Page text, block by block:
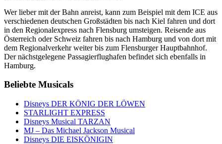
Wer lieber mit der Bahn anreist, kann zum Beispiel mit dem ICE aus
verschiedenen deutschen Großstädten bis nach Kiel fahren und dort
in den Regionalexpress nach Flensburg umsteigen. Reisende aus
Österreich oder Schweiz fahren bis nach Hamburg und von dort mit
dem Regionalverkehr weiter bis zum Flensburger Hauptbahnhof.
Der nächstgelegene Passagierflughafen befindet sich ebenfalls in
Hamburg.
Beliebte Musicals
Disneys DER KÖNIG DER LÖWEN
STARLIGHT EXPRESS
Disneys Musical TARZAN
MJ – Das Michael Jackson Musical
Disneys DIE EISKÖNIGIN